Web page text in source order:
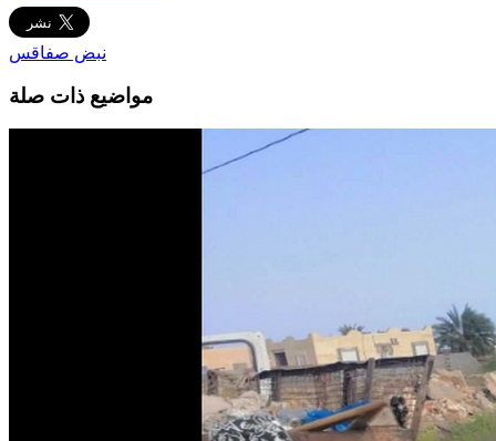
نبض صفاقس
مواضيع ذات صلة